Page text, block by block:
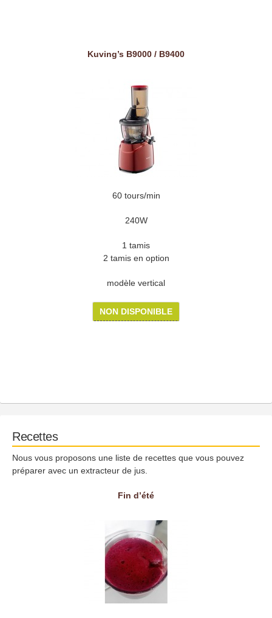
Kuving’s B9000 / B9400
60 tours/min
240W
1 tamis
2 tamis en option
modèle vertical
NON DISPONIBLE
Recettes
Nous vous proposons une liste de recettes que vous pouvez
préparer avec un extracteur de jus.
Fin d’été